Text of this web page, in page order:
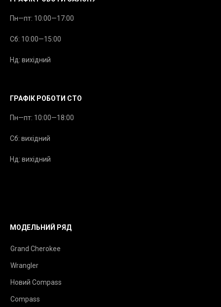
Пн—пт: 10:00—17:00
Сб: 10:00—15:00
Нд: вихідний
ГРАФІК РОБОТИ СТО
Пн—пт: 10:00—18:00
Сб: вихідний
Нд: вихідний
МОДЕЛЬНИЙ РЯД
Grand Cherokee
Wrangler
Новий Compass
Compass